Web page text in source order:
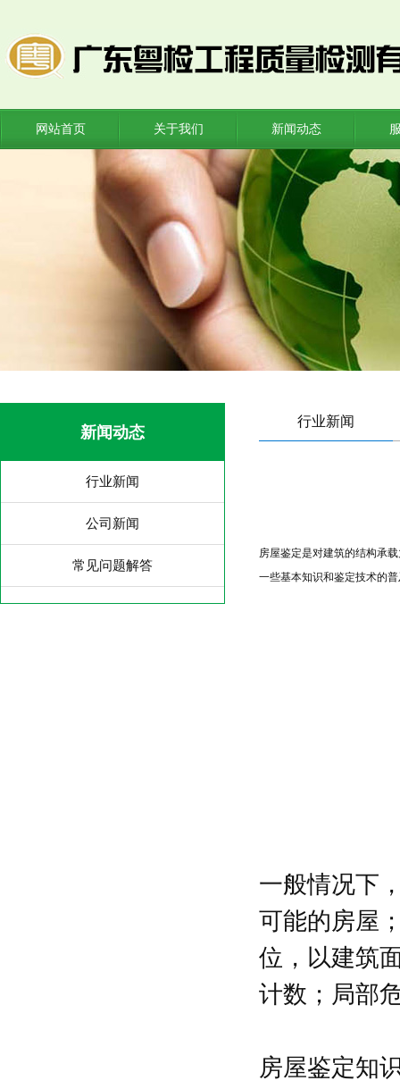
网站首页 关于我们 新闻动态
新闻动态
行业新闻
公司新闻
常见问题解答
行业新闻
房屋鉴定是对建筑的结构承
一些基本知识和鉴定技术的
一般情况下
可能的房屋
位，以建筑
计数；局部
房屋鉴定知